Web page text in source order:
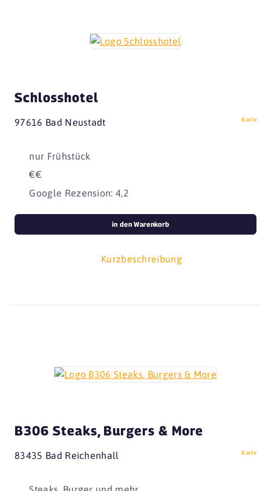
Schlosshotel
97616 Bad Neustadt Karte
nur Frühstück
€€
Google Rezension: 4,2
Kurzbeschreibung
in den Warenkorb
B306 Steaks, Burgers & More
83435 Bad Reichenhall Karte